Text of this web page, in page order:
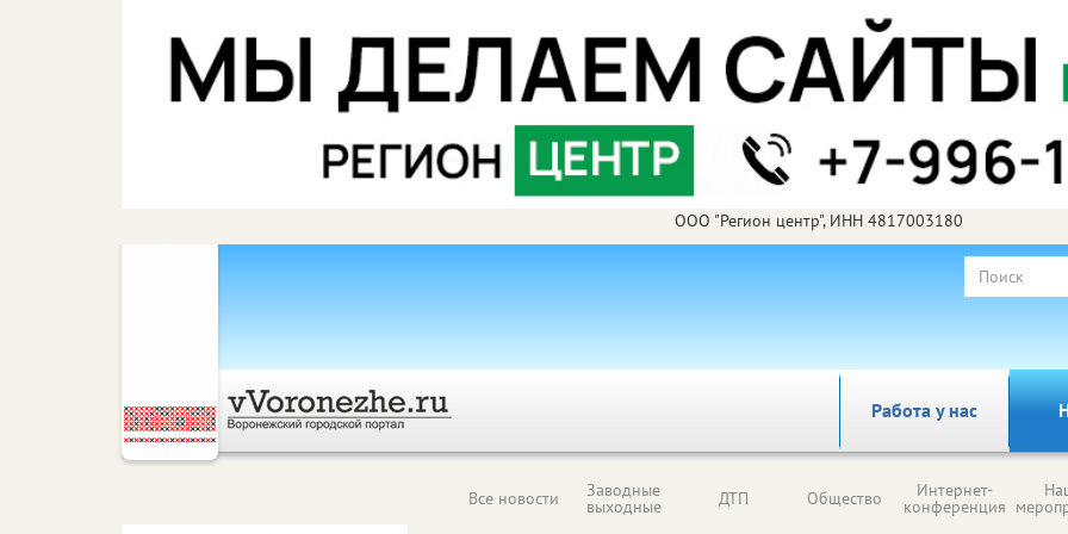
ООО "Регион центр", ИНН 4817003180
Работа у нас
Все новости Заводные
выходные ДТП Общество Интернет-
конференция